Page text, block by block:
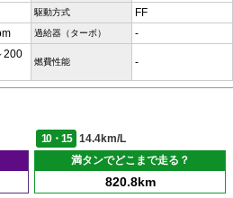
駆動方式 FF
過給器（ターボ） -
200
燃費性能 -
10・15
14.4km/L
満タンでどこまで走る？
820.8km